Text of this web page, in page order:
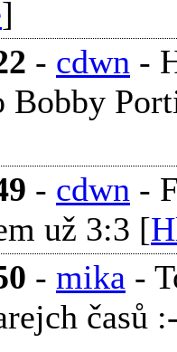
]
- cdwn -
Bobby
- cdwn -
už 3:3 [
- mika -
časů